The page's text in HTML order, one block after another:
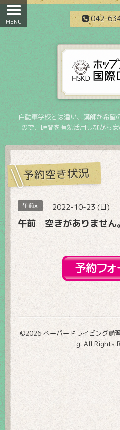
042-
自動車学校とは違い、講師が希望
ので、時間を有効活用しながら
予約空き状況
午前× 2022-10-23 (日)
午前 空きがありません。
©2026 ペーパードライビング
g. All Rights